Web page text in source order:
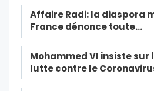
Affaire Radi: la diaspora
France dénonce toute…
Mohammed VI insiste sur
lutte contre le